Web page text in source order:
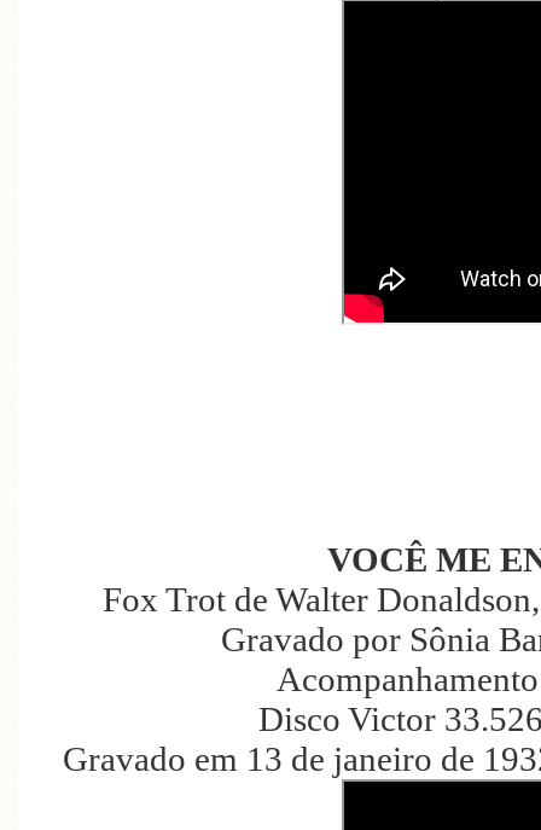
VOCÊ ME
Fox Trot de Walter
Gravado por Sônia
Disco Victor
Gravado em 13 de janeiro de